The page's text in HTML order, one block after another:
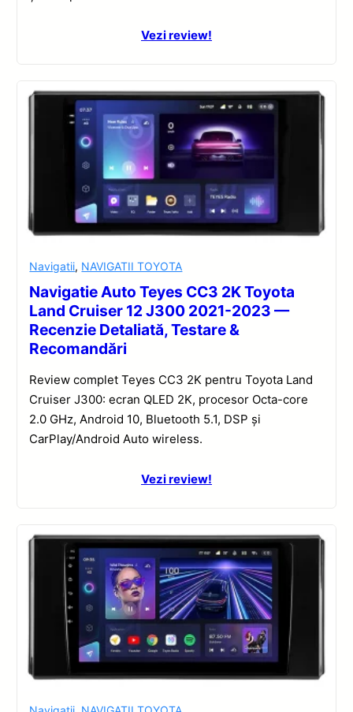
Vezi review!
Navigatii, NAVIGATII TOYOTA
Navigatie Auto Teyes CC3 2K Toyota
Land Cruiser 12 J300 2021-2023 —
Recenzie Detaliată, Testare &
Recomandări
Review complet Teyes CC3 2K pentru Toyota Land
Cruiser J300: ecran QLED 2K, procesor Octa-core
2.0 GHz, Android 10, Bluetooth 5.1, DSP și
CarPlay/Android Auto wireless.
Vezi review!